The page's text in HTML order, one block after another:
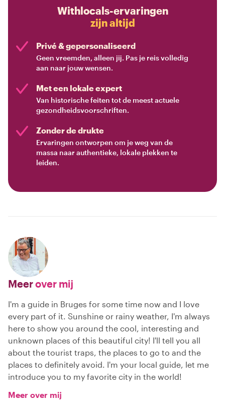
Withlocals-ervaringen
zijn altijd
Privé & gepersonaliseerd
Geen vreemden, alleen jij. Pas je reis volledig
aan naar jouw wensen.
Met een lokale expert
Van historische feiten tot de meest actuele
gezondheidsvoorschriften.
Zonder de drukte
Ervaringen ontworpen om je weg van de
massa naar authentieke, lokale plekken te
leiden.
Meerover mij
I'm a guide in Bruges for some time now and I love
every part of it. Sunshine or rainy weather, I'm always
here to show you around the cool, interesting and
unknown places of this beautiful city! I'll tell you all
about the tourist traps, the places to go to and the
places to definitely avoid. I'm your local guide, let me
introduce you to my favorite city in the world!
Meer over mij